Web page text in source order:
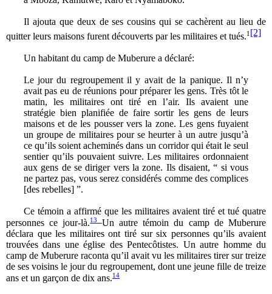
Il ajouta que deux de ses cousins qui se cachèrent au lieu de
quitter leurs maisons furent découverts par les militaires et tués.1 [2]
Un habitant du camp de Muberure a déclaré:
Le jour du regroupement il y avait de la panique. Il n’y
avait pas eu de réunions pour préparer les gens. Très tôt le
matin, les militaires ont tiré en l’air. Ils avaient une
stratégie bien planifiée de faire sortir les gens de leurs
maisons et de les pousser vers la zone. Les gens fuyaient
un groupe de militaires pour se heurter à un autre jusqu’à
ce qu’ils soient acheminés dans un corridor qui était le seul
sentier qu’ils pouvaient suivre. Les militaires ordonnaient
aux gens de se diriger vers la zone. Ils disaient, “ si vous
ne partez pas, vous serez considérés comme des complices
[des rebelles] ”.
Ce témoin a affirmé que les militaires avaient tiré et tué quatre
personnes ce jour-là.13 Un autre témoin du camp de Muberure
déclara que les militaires ont tiré sur six personnes qu’ils avaient
trouvées dans une église des Pentecôtistes. Un autre homme du
camp de Muberure raconta qu’il avait vu les militaires tirer sur treize
de ses voisins le jour du regroupement, dont une jeune fille de treize
ans et un garçon de dix ans.14